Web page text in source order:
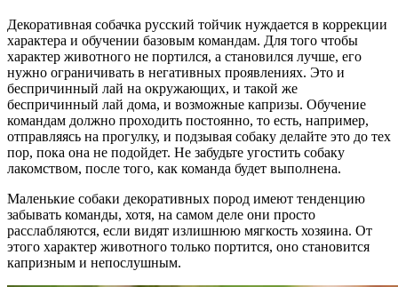
Декоративная собачка русский тойчик нуждается в коррекции
характера и обучении базовым командам. Для того чтобы
характер животного не портился, а становился лучше, его
нужно ограничивать в негативных проявлениях. Это и
беспричинный лай на окружающих, и такой же
беспричинный лай дома, и возможные капризы. Обучение
командам должно проходить постоянно, то есть, например,
отправляясь на прогулку, и подзывая собаку делайте это до тех
пор, пока она не подойдет. Не забудьте угостить собаку
лакомством, после того, как команда будет выполнена.
Маленькие собаки декоративных пород имеют тенденцию
забывать команды, хотя, на самом деле они просто
расслабляются, если видят излишнюю мягкость хозяина. От
этого характер животного только портится, оно становится
капризным и непослушным.